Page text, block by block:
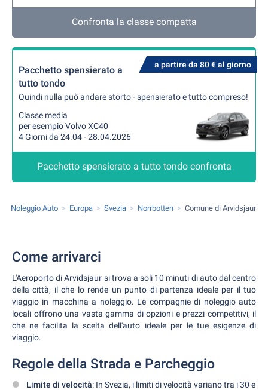
Confronta la classe compatta
a partire da 80 € al giorno
Pacchetto spensierato a
tutto tondo
Quindi nulla può andare storto - spensierato e tutto compreso!
Classe media
per esempio Volvo XC40
4 Giorni da 24.04 - 28.04.2026
Pacchetto spensierato a tutto tondo confronta
Noleggio Auto Europa Svezia Norrbotten Comune di Arvidsjaur
Come arrivarci
L'Aeroporto di Arvidsjaur si trova a soli 10 minuti di auto dal centro
della città, il che lo rende un punto di partenza ideale per il tuo
viaggio in macchina a noleggio. Le compagnie di noleggio auto
locali offrono una vasta gamma di opzioni e prezzi competitivi, il
che ne facilita la scelta dell'auto ideale per le tue esigenze di
viaggio.
Regole della Strada e Parcheggio
Limite di velocità: In Svezia, i limiti di velocità variano tra i 30 e